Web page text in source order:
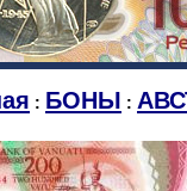
: БОНЫ :